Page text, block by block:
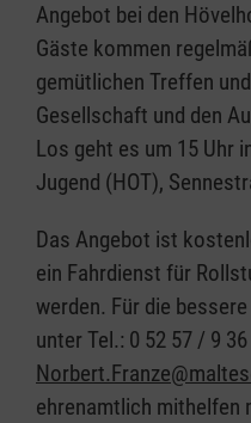
Angebot bei den
Gäste kommen
gemütlichen Treffen
Gesellschaft und den
Los geht es um 15 Uhr
Jugend (HOT),
Das Angebot ist
ein Fahrdienst für
werden. Für die
unter Tel.: 0 52 57 / 9
ehrenamtlich mithelfen